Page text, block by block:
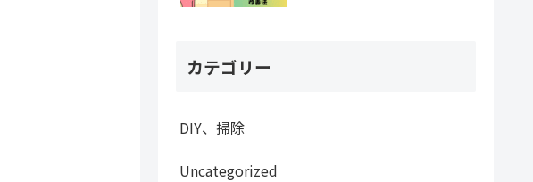
カテゴリー
DIY、掃除
Uncategorized